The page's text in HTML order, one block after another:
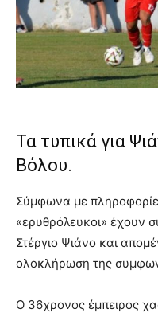
Τα τυπικά για
Βόλου.
Σύμφωνα με
«ερυθρόλευκοι» έχουν
Στέργιο Ψιάνο και
ολοκλήρωση της
Ο 36χρονος έμπειρος